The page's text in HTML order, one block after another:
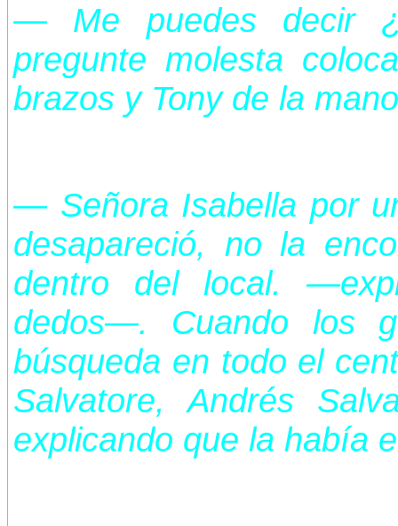
— Me puedes decir
pregunte molesta
brazos y Tony de la
— Señora Isabella por
desapareció, no la
dentro del local.
dedos—. Cuando los
búsqueda en todo el
Salvatore, Andrés
explicando que la había